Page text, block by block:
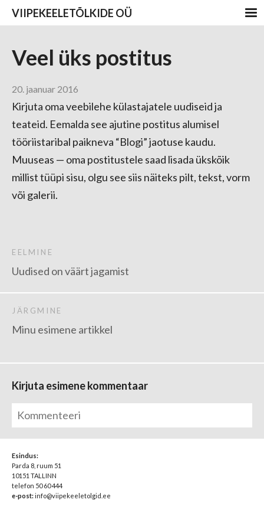
VIIPEKEELETÕLKIDE OÜ
Veel üks postitus
20. jaanuar 2016
Kirjuta oma veebilehe külastajatele uudiseid ja
teateid. Eemalda see ajutine postitus alumisel
tööriistaribal paikneva “Blogi” jaotuse kaudu.
Muuseas — oma postitustele saad lisada ükskõik
millist tüüpi sisu, olgu see siis näiteks pilt, tekst, vorm
või galerii.
EELMINE
Uudised on väärt jagamist
JÄRGMINE
Minu esimene artikkel
Kirjuta esimene kommentaar
Esindus:
Parda 8, ruum 51
10151 TALLINN
telefon 50 60 444
e-post:info@viipekeeletolgid.ee